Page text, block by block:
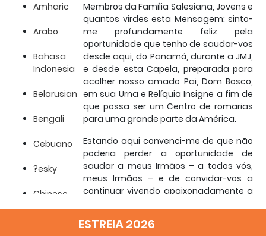
Amharic
Arabo
Bahasa
Indonesia
Belarusian
Bengali
Cebuano
?esky
Chinese
Simple
Membros da Família Salesiana, Jovens e
quantos virdes esta Mensagem: sinto-
me profundamente feliz pela
oportunidade que tenho de saudar-vos
desde aqui, do Panamá, durante a JMJ,
e desde esta Capela, preparada para
acolher nosso amado Pai, Dom Bosco,
em sua Urna e Relíquia Insigne a fim de
que possa ser um Centro de romarias
para uma grande parte da América.
Estando aqui convenci-me de que não
poderia perder a oportunidade de
saudar a meus Irmãos – a todos vós,
meus Irmãos – e de convidar-vos a
continuar vivendo apaixonadamente a
Vejo-me nestes dias rodeado por um
ESTREIA 2026